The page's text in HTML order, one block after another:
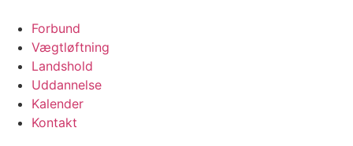
indhold
Forbund
Vægtløftning
Landshold
Uddannelse
Kalender
Kontakt